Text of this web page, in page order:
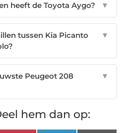
heeft de Toyota Aygo? ▼
tussen Kia Picanto
▼
Peugeot 208
▼
hem dan op: